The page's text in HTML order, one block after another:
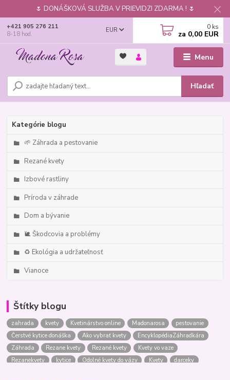
🌷 DONÁŠKOVÁ SLUŽBA V PRIEVIDZI ZDARMA ! 🌷
Menu
EUR
Hľadať
+421 905 276 211
8-18 hod.
0 ks
za 0,00 EUR
Kategórie blogu
🌱 Záhrada a pestovanie
Rezané kvety
Izbové rastliny
Príroda v záhrade
Dom a bývanie
🐌 Škodcovia a problémy
♻️ Ekológia a udržateľnosť
Vianoce
Štítky blogu
zahrada kvety Kvetinárstvo online Madonarosa
pestovanie
Čerstvé kytice donáška
Ako vybrať kvety
EncyklopédiaZáhradkára
Záhrada
Rezane kvety Rezané kvety
Kvety vo vaze
Rezanekvety
kytice Odolné kvety do vázy Kvety
darceky